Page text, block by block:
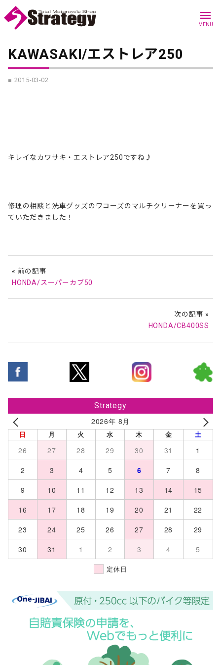
menu
MENU
Strategy
2026年 8月
日 月 火 水 木 金 土
26 27 28 29 30 31
1
2
3 4 5 6 7
8
9
10 11 12 13 14
15
16
17 18 19 20 21
22
23
24 25 26 27 28
29
30
31 1 2 3 4 5
定休日
KAWASAKI/エストレア250
■ 2015-03-02
キレイなカワサキ・エストレア250ですね♪
修理の相談と洗車グッズのワコーズのマルチクリーナーを買っ
ていただきました！
« 前の記事
HONDA/スーパーカブ50
次の記事 »
HONDA/CB400SS